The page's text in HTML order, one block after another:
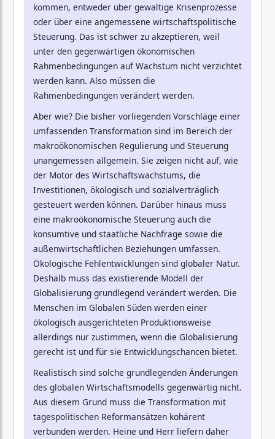
kommen, entweder über gewaltige Krisenprozesse
oder über eine angemessene wirtschaftspolitische
Steuerung. Das ist schwer zu akzeptieren, weil
unter den gegenwärtigen ökonomischen
Rahmenbedingungen auf Wachstum nicht verzichtet
werden kann. Also müssen die
Rahmenbedingungen verändert werden.
Aber wie? Die bisher vorliegenden Vorschläge einer
umfassenden Transformation sind im Bereich der
makroökonomischen Regulierung und Steuerung
unangemessen allgemein. Sie zeigen nicht auf, wie
der Motor des Wirtschaftswachstums, die
Investitionen, ökologisch und sozialverträglich
gesteuert werden können. Darüber hinaus muss
eine makroökonomische Steuerung auch die
konsumtive und staatliche Nachfrage sowie die
außenwirtschaftlichen Beziehungen umfassen.
Ökologische Fehlentwicklungen sind globaler Natur.
Deshalb muss das existierende Modell der
Globalisierung grundlegend verändert werden. Die
Menschen im Globalen Süden werden einer
ökologisch ausgerichteten Produktionsweise
allerdings nur zustimmen, wenn die Globalisierung
gerecht ist und für sie Entwicklungschancen bietet.
Realistisch sind solche grundlegenden Änderungen
des globalen Wirtschaftsmodells gegenwärtig nicht.
Aus diesem Grund muss die Transformation mit
tagespolitischen Reformansätzen kohärent
verbunden werden. Heine und Herr liefern daher